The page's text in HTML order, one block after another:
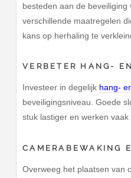
besteden aan de
verschillende maatregelen
kans op herhaling te
VERBETER HANG-
Investeer in degelijk hang-
beveiligingsniveau. Goede
stuk lastiger en werken vaak
CAMERABEWAKING
Overweeg het plaatsen van